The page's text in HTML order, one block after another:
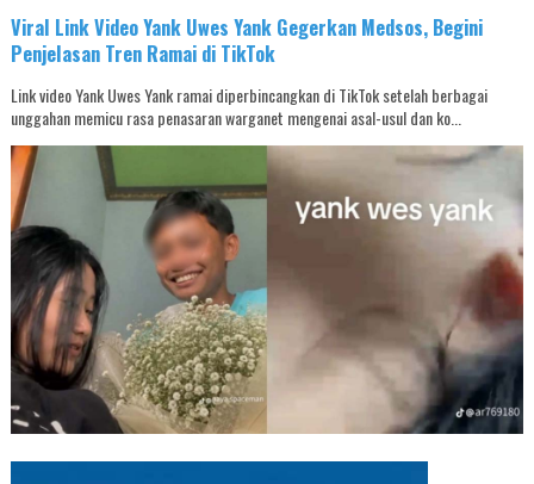
Viral Link Video Yank Uwes Yank Gegerkan Medsos, Begini
Penjelasan Tren Ramai di TikTok
Link video Yank Uwes Yank ramai diperbincangkan di TikTok setelah berbagai
unggahan memicu rasa penasaran warganet mengenai asal-usul dan ko...